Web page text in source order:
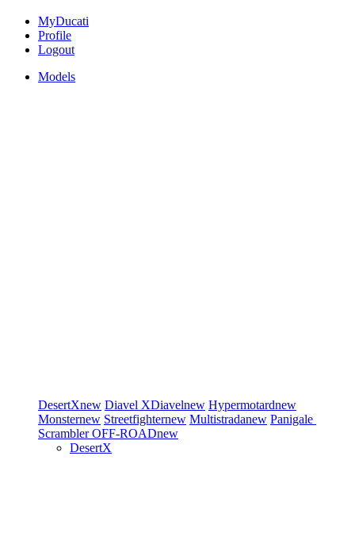
MyDucati
Profile
Logout
Models
DesertXnew Diavel XDiavelnew Hypermotardnew
Monsternew Streetfighternew Multistradanew Panigale
ScramblerOFF-ROADnew
DesertX